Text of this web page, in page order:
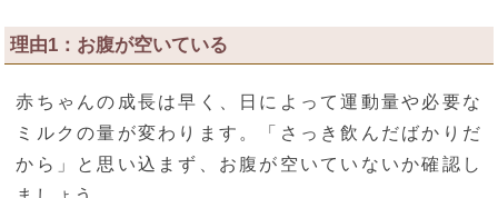
理由1：お腹が空いている
赤ちゃんの成長は早く、日によって運動量や必要な
ミルクの量が変わります。「さっき飲んだばかりだ
から」と思い込まず、お腹が空いていないか確認し